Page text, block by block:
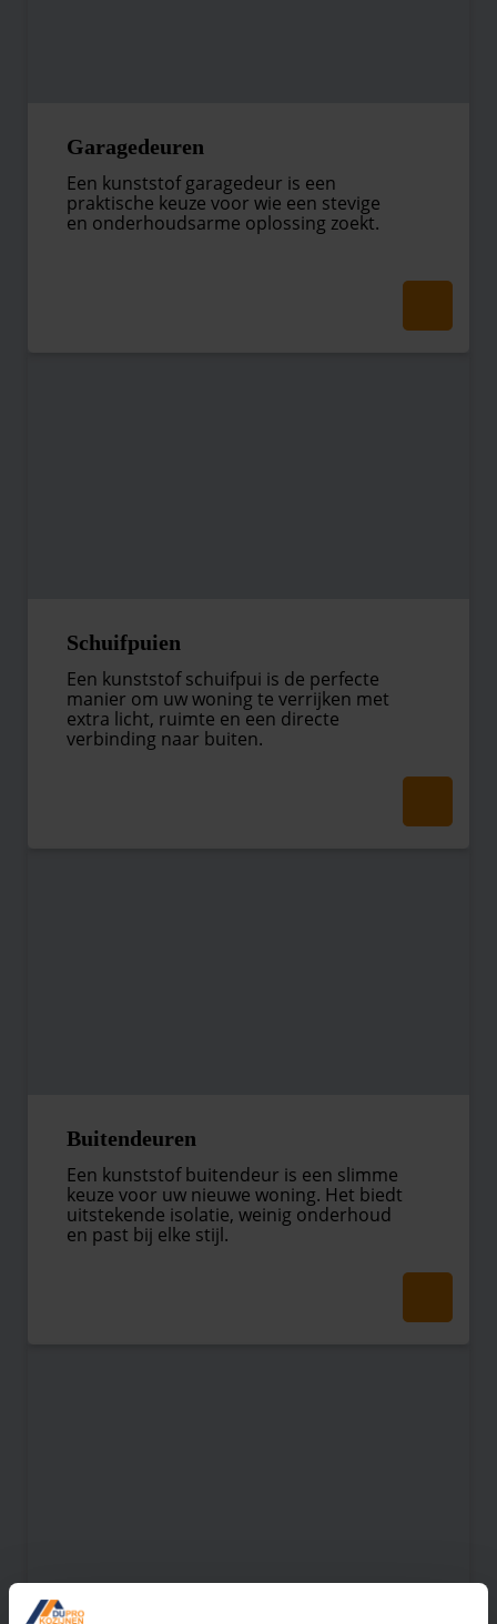
Garagedeuren
Een kunststof garagedeur is een
praktische keuze voor wie een stevige
en onderhoudsarme oplossing zoekt.
Schuifpuien
Een kunststof schuifpui is de perfecte
manier om uw woning te verrijken met
extra licht, ruimte en een directe
verbinding naar buiten.
Buitendeuren
Een kunststof buitendeur is een slimme
keuze voor uw nieuwe woning. Het biedt
uitstekende isolatie, weinig onderhoud
en past bij elke stijl.